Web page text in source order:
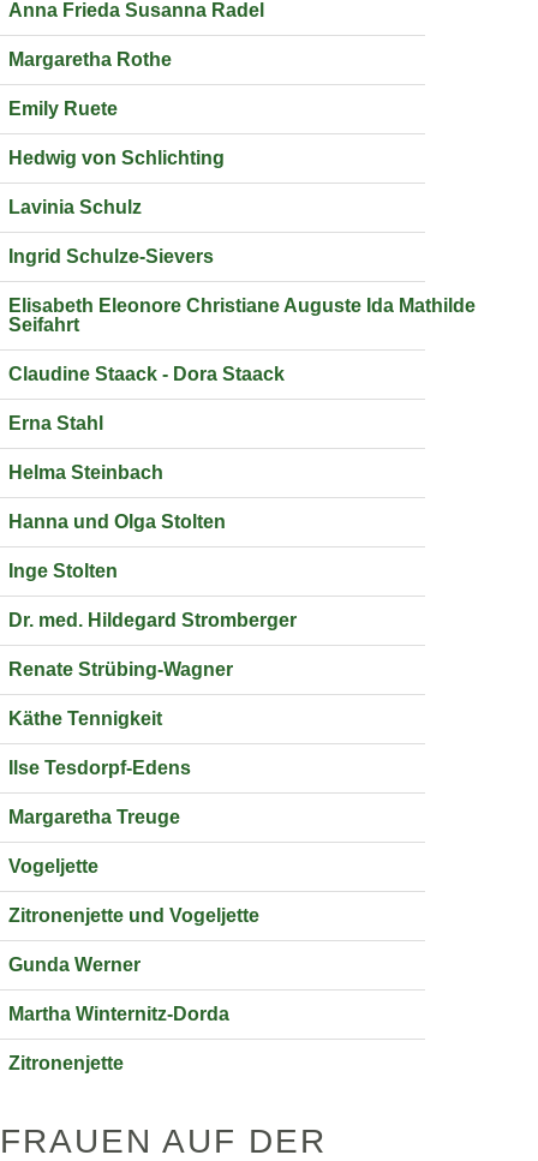
Anna Frieda Susanna Radel
Margaretha Rothe
Emily Ruete
Hedwig von Schlichting
Lavinia Schulz
Ingrid Schulze-Sievers
Elisabeth Eleonore Christiane Auguste Ida Mathilde
Seifahrt
Claudine Staack - Dora Staack
Erna Stahl
Helma Steinbach
Hanna und Olga Stolten
Inge Stolten
Dr. med. Hildegard Stromberger
Renate Strübing-Wagner
Käthe Tennigkeit
Ilse Tesdorpf-Edens
Margaretha Treuge
Vogeljette
Zitronenjette und Vogeljette
Gunda Werner
Martha Winternitz-Dorda
Zitronenjette
FRAUEN AUF DER